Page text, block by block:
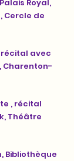
Royal,
Cercle de
récital avec
Charenton-
, récital
Théâtre
Bibliothèque